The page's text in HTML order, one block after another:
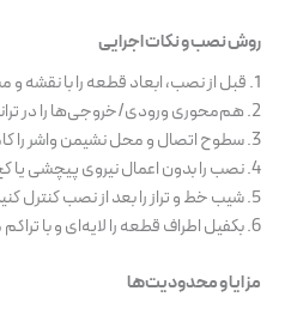
روش نصب و نکات اجرایی
1. قبل از نصب، ابعاد قطعه را با نقشه و مسیر واقعی چک کنید.
2. هم‌محوری ورودی/خروجی‌ها را در ترانشه کنترل کنید.
3. سطوح اتصال و محل نشیمن واشر را کاملاً تمیز کنید.
4. نصب را بدون اعمال نیروی پیچشی یا کج انجام دهید.
5. شیب خط و تراز را بعد از نصب کنترل کنید.
6. بکفیل اطراف قطعه را لایه‌ای و با تراکم مناسب اجرا کنید.
مزایا و محدودیت‌ها